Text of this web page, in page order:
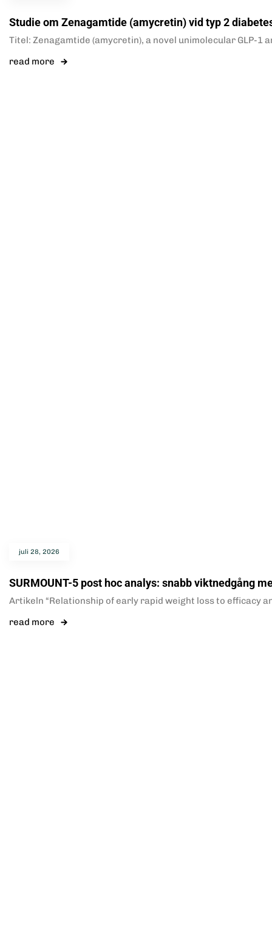
Studie om Zenagamtide (amycretin) vid typ 2
Titel: Zenagamtide (amycretin), a novel unimolecular GLP-1
read more
juli 28, 2026
SURMOUNT-5 post hoc analys: snabb viktnedgång
Artikeln “Relationship of early rapid weight loss to efficacy
read more